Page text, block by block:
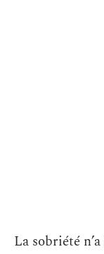
La sobriété